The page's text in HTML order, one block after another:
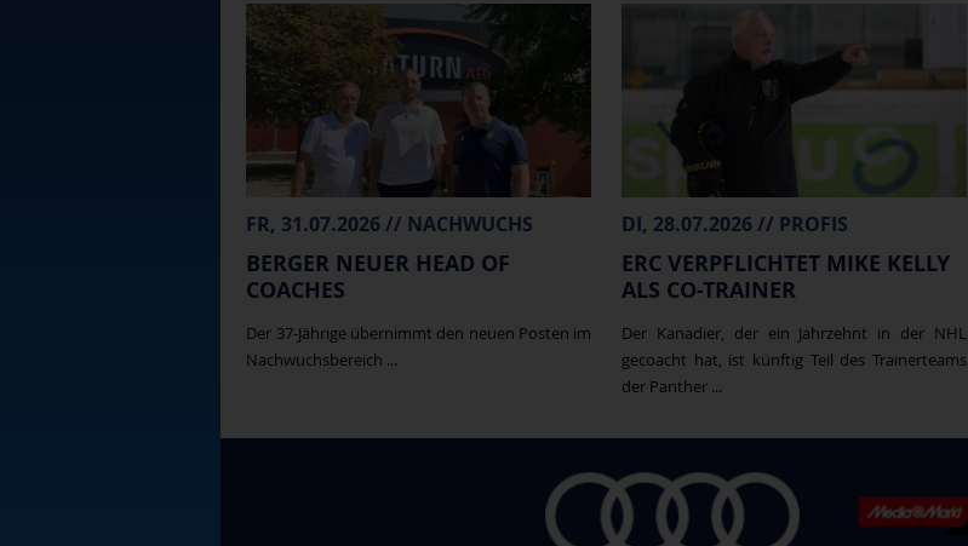
FR, 31.07.2026 // NACHWUCHS
BERGER NEUER HEAD OF
COACHES
Der 37-Jährige übernimmt den neuen Posten im
Nachwuchsbereich ...
DI, 28.07.2026 // PROFIS
ERC VERPFLICHTET MIKE KELLY
ALS CO-TRAINER
Der Kanadier, der ein Jahrzehnt in der NHL
gecoacht hat, ist künftig Teil des Trainerteams
der Panther ...